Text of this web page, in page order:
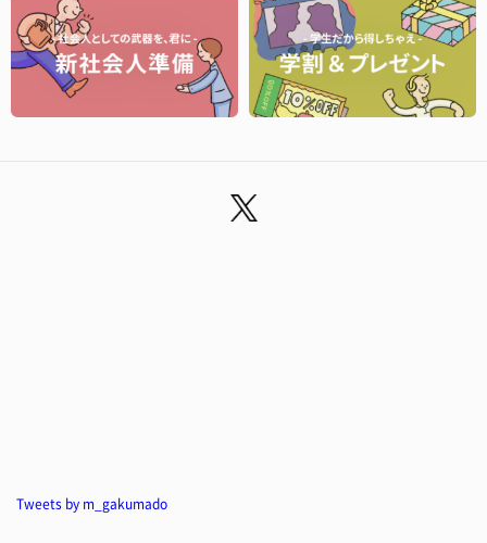
Tweets by m_gakumado